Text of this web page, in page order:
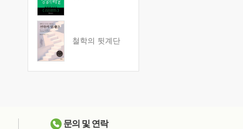
철학의 뒷계단
문의 및 연락